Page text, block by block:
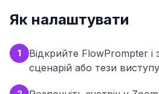
Як налаштувати
1
Відкрийте FlowPrompter і
сценарій або тези виступу